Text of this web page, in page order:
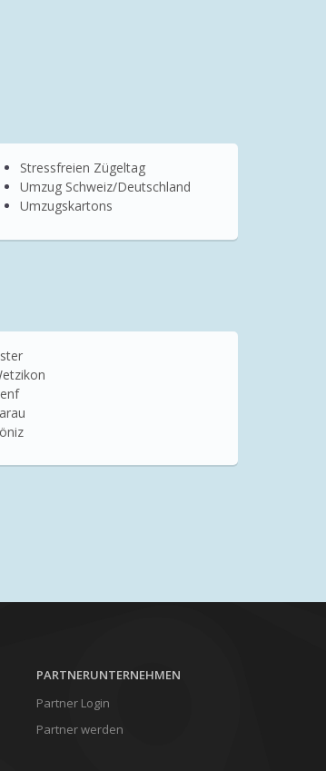
Stressfreien Zügeltag
Umzug Schweiz/Deutschland
Umzugskartons
PARTNERUNTERNEHMEN
Partner Login
Partner werden